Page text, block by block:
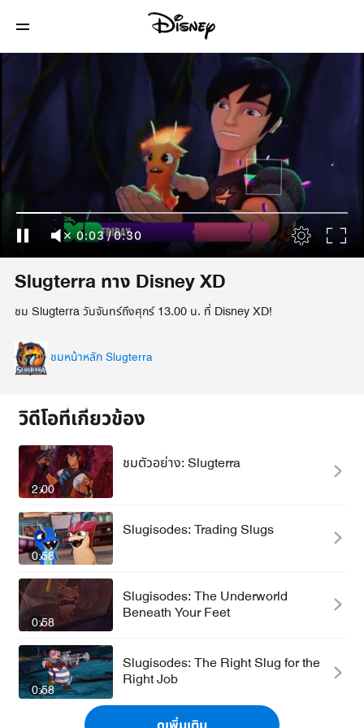
0:04/0:30
Slugterra ทาง Disney XD
ชม Slugterra วันจันทร์ถึงศุกร์ 13.00 น. ที่ Disney XD!
ชมหน้าหลัก Slugterra
วิดีโอที่เกี่ยวข้อง
2:00
ชมตัวอย่าง: Slugterra
0:58
Slugisodes: Trading Slugs
0:58
Slugisodes: The Underworld
Beneath Your Feet
0:58
Slugisodes: The Right Slug for the
Right Job